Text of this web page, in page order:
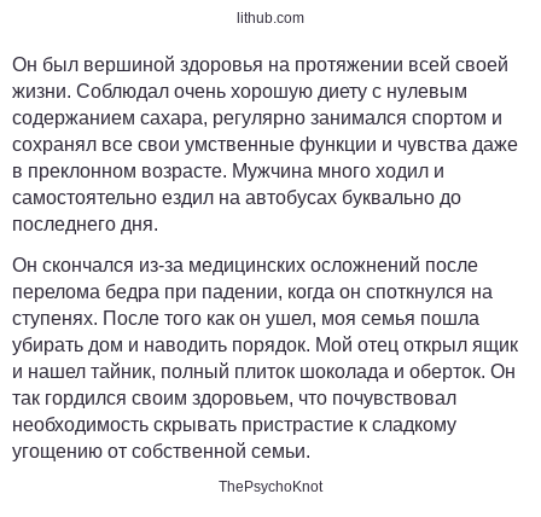
lithub.com
Он был вершиной здоровья на протяжении всей своей
жизни. Соблюдал очень хорошую диету с нулевым
содержанием сахара, регулярно занимался спортом и
сохранял все свои умственные функции и чувства даже
в преклонном возрасте. Мужчина много ходил и
самостоятельно ездил на автобусах буквально до
последнего дня.
Он скончался из-за медицинских осложнений после
перелома бедра при падении, когда он споткнулся на
ступенях. После того как он ушел, моя семья пошла
убирать дом и наводить порядок. Мой отец открыл ящик
и нашел тайник, полный плиток шоколада и оберток. Он
так гордился своим здоровьем, что почувствовал
необходимость скрывать пристрастие к сладкому
угощению от собственной семьи.
ThePsychoKnot